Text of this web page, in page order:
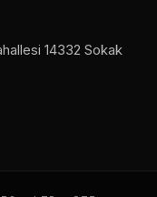
14332 Sokak